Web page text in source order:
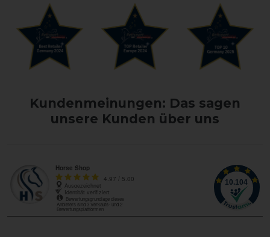
Kundenmeinungen: Das sagen
unsere Kunden über uns